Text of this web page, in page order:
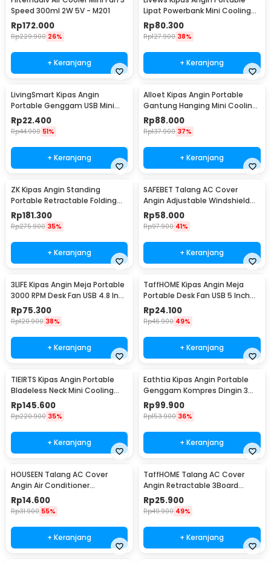
Speed 300ml 2W 5V - M201
Rp172.000
Rp229.900 26%
+ Keranjang
Lipat Powerbank Mini Cooling
Fan 3000mAh - F3
Rp80.300
Rp127.900 38%
+ Keranjang
LivingSmart Kipas Angin
Portable Genggam USB Mini
Cooling Fan 1200mAh - SS-2
Rp22.400
Rp44.900 51%
+ Keranjang
Alloet Kipas Angin Portable
Gantung Hanging Mini Cooling
Fan 1800mAh - DQ203
Rp88.000
Rp137.900 37%
+ Keranjang
ZK Kipas Angin Standing
Portable Retractable Folding
Fan 7200mAh - ZK-20321
Rp181.300
Rp275.900 35%
+ Keranjang
SAFEBET Talang AC Cover
Angin Adjustable Windshield
Deflector 56x18cm - GB001
Rp58.000
Rp97.900 41%
+ Keranjang
3LIFE Kipas Angin Meja Portable
3000 RPM Desk Fan USB 4.8 Inch
5W - 312
Rp75.300
Rp120.900 38%
+ Keranjang
TaffHOME Kipas Angin Meja
Portable Desk Fan USB 5 Inch
2.5W - YZ-007
Rp24.100
Rp46.900 49%
+ Keranjang
TIEIRTS Kipas Angin Portable
Bladeless Neck Mini Cooling
Fan 5000mAh - H12
Rp145.600
Rp220.900 35%
+ Keranjang
Eathtia Kipas Angin Portable
Genggam Kompres Dingin 3
Speed 2200mAh - WX-622
Rp99.900
Rp153.900 36%
+ Keranjang
HOUSEEN Talang AC Cover
Angin Air Conditioner
Windshield Deflector - YH-JJ-
80
Rp14.600
Rp31.900 55%
+ Keranjang
TaffHOME Talang AC Cover
Angin Retractable 3Board
Windshield Deflector - HZ74
Rp25.900
Rp49.900 49%
+ Keranjang